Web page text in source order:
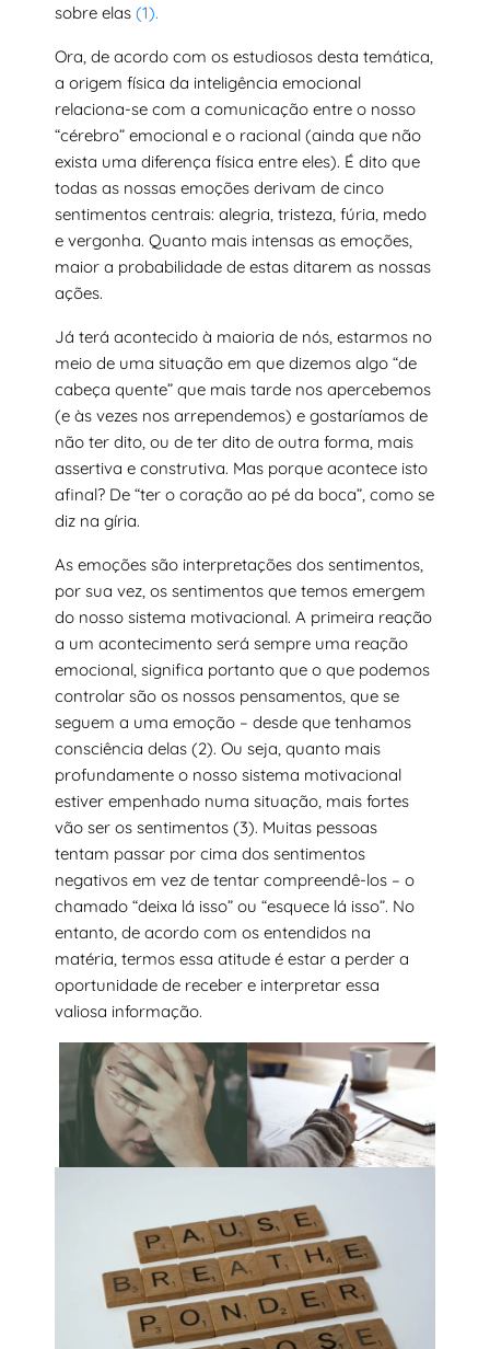
sobre elas (1).
Ora, de acordo com os estudiosos desta temática,
a origem física da inteligência emocional
relaciona-se com a comunicação entre o nosso
“cérebro” emocional e o racional (ainda que não
exista uma diferença física entre eles). É dito que
todas as nossas emoções derivam de cinco
sentimentos centrais: alegria, tristeza, fúria, medo
e vergonha. Quanto mais intensas as emoções,
maior a probabilidade de estas ditarem as nossas
ações.
Já terá acontecido à maioria de nós, estarmos no
meio de uma situação em que dizemos algo “de
cabeça quente” que mais tarde nos apercebemos
(e às vezes nos arrependemos) e gostaríamos de
não ter dito, ou de ter dito de outra forma, mais
assertiva e construtiva. Mas porque acontece isto
afinal? De “ter o coração ao pé da boca”, como se
diz na gíria.
As emoções são interpretações dos sentimentos,
por sua vez, os sentimentos que temos emergem
do nosso sistema motivacional. A primeira reação
a um acontecimento será sempre uma reação
emocional, significa portanto que o que podemos
controlar são os nossos pensamentos, que se
seguem a uma emoção – desde que tenhamos
consciência delas (2). Ou seja, quanto mais
profundamente o nosso sistema motivacional
estiver empenhado numa situação, mais fortes
vão ser os sentimentos (3). Muitas pessoas
tentam passar por cima dos sentimentos
negativos em vez de tentar compreendê-los – o
chamado “deixa lá isso” ou “esquece lá isso”. No
entanto, de acordo com os entendidos na
matéria, termos essa atitude é estar a perder a
oportunidade de receber e interpretar essa
valiosa informação.